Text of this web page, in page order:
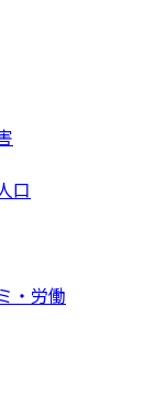
口
・労働